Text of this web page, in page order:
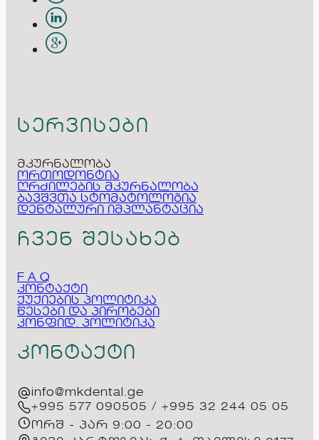
სერვისები
მკურნალობა
ორთოდონტია
ღრძილების მკურნალობა
ბავშვთა სტომატოლოგია
დენტალური იმპლანტაცია
ჩვენ შესახებ
F A Q
კონტაქტი
ქუქიების პოლიტიკა
წესები და პირობები
კონფიდ. პოლიტიკა
კონტაქტი
info@mkdental.ge
+995 577 090505 / +995 32 244 05 05
ორშ - პარ 9:00 - 20:00